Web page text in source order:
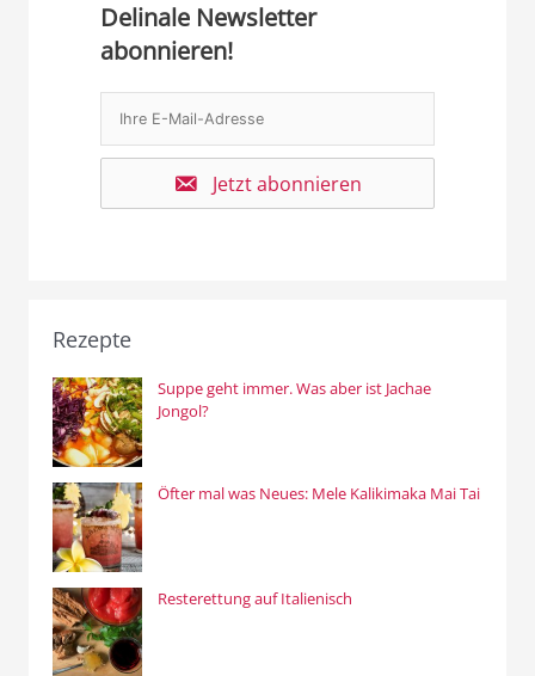
Delinale Newsletter
abonnieren!
Jetzt abonnieren
Rezepte
Suppe geht immer. Was aber ist Jachae
Jongol?
Öfter mal was Neues: Mele Kalikimaka Mai Tai
Resterettung auf Italienisch